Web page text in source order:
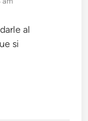
al
si